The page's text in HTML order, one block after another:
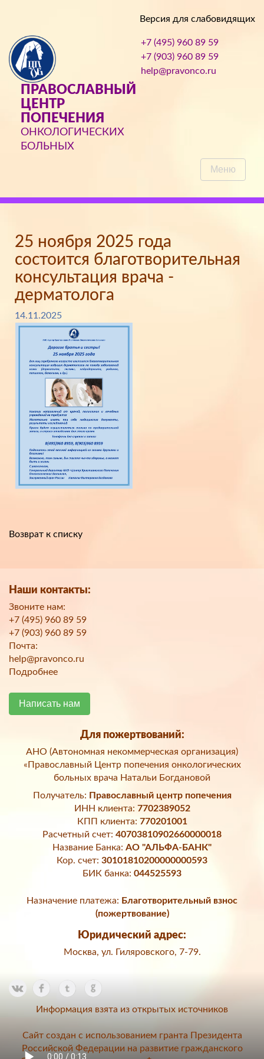
Версия для слабовидящих
ПРАВОСЛАВНЫЙ
ЦЕНТР
ПОПЕЧЕНИЯ
ОНКОЛОГИЧЕСКИХ
БОЛЬНЫХ
+7 (495) 960 89 59
+7 (903) 960 89 59
help@pravonco.ru
Меню
25 ноября 2025 года
состоится благотворительная
консультация врача -
дерматолога
14.11.2025
Возврат к списку
Наши контакты:
Звоните нам:
+7 (495) 960 89 59
+7 (903) 960 89 59
Почта:
help@pravonco.ru
Подробнее
Написать нам
Для пожертвований:
АНО (Автономная некоммерческая организация)
«Православный Центр попечения онкологических
больных врача Натальи Богдановой
Получатель: Православный центр попечения
ИНН клиента: 7702389052
КПП клиента: 770201001
Расчетный счет: 40703810902660000018
Название Банка: АО "АЛЬФА-БАНК"
Кор. счет: 30101810200000000593
БИК банка: 044525593
Назначение платежа: Благотворительный взнос
(пожертвование)
Юридический адрес:
Москва, ул. Гиляровского, 7-79.
Информация взята из открытых источников
Сайт создан с использованием гранта Президента
Российской Федерации на развитие гражданского